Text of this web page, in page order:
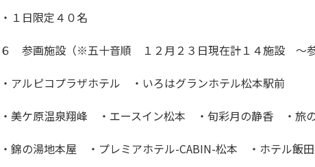
・１日限定４０名
６ 参画施設（※五十音順
１２月２３日現在計１４施設 ～
・アルピコプラザホテル ・いろはグランホテル松本駅前
・美ケ原温泉翔峰 ・エースイン松本 ・旬彩月の静香 ・旅
・錦の湯地本屋 ・プレミアホテル-CABIN-松本 ・ホテル飯